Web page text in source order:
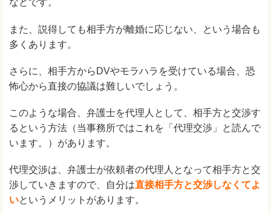
などです。
また、説得しても相手方が離婚に応じない、という場合も
多くあります。
さらに、相手方からDVやモラハラを受けている場合、恐
怖心から直接の協議は難しいでしょう。
このような場合、弁護士を代理人として、相手方と交渉す
るという方法（当事務所ではこれを「代理交渉」と読んで
います。）があります。
代理交渉は、弁護士が依頼者の代理人となって相手方と交
渉していきますので、自分は直接相手方と交渉しなくてよ
いというメリットがあります。